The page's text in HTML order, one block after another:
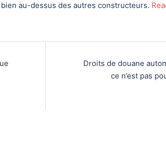
au-dessus des autres constructeurs.
Droits de douane
ce n’est pas